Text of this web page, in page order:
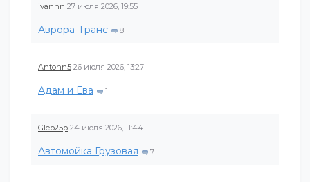
ivannn 27 июля 2026, 19:55
Аврора-Транс 8
Antonn5 26 июля 2026, 13:27
Адам и Ева 1
Gleb25p 24 июля 2026, 11:44
Автомойка Грузовая 7